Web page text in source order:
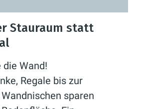
Stauraum statt
die Wand!
Regale bis zur
sparen